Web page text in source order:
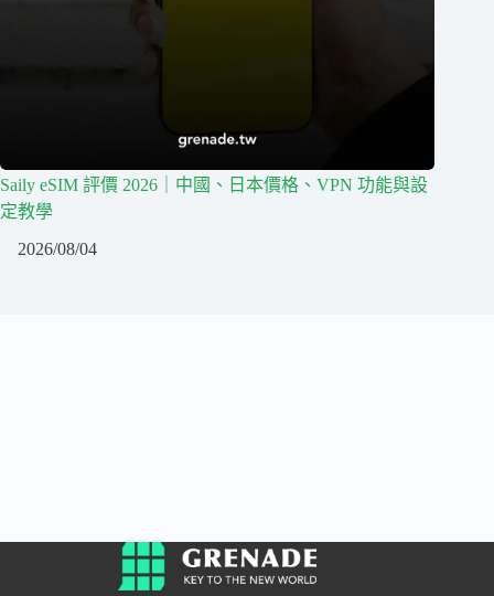
Saily eSIM 評價 2026｜中國、日本價格、VPN 功能與設
定教學
2026/08/04